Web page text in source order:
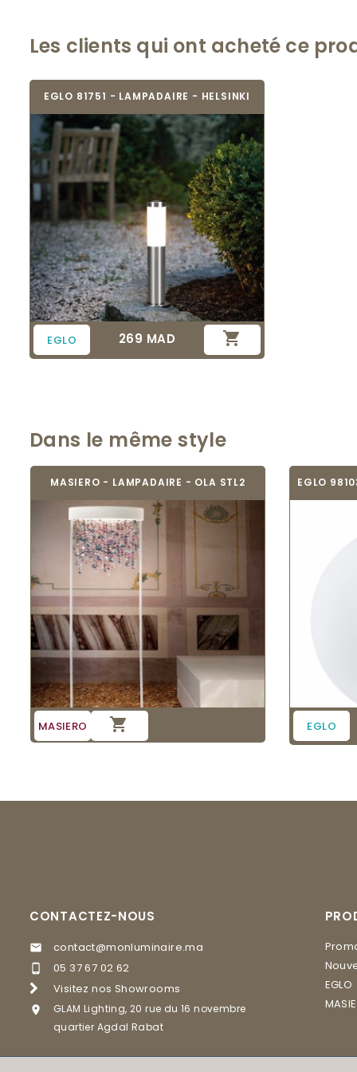
Les clients qui ont acheté ce
EGLO 81751 - LAMPADAIRE - HELSINKI
EGLO Prix
269 MAD 
Dans le même style
MASIERO - LAMPADAIRE - OLA STL2
MASIERO  EGLO
CONTACTEZ-NOUS
 contact@monluminaire.ma

05 37 67 02 62
Visitez nos Showrooms

GLAM Lighting, 20 rue du 16 novembre
quartier Agdal Rabat
EGLO